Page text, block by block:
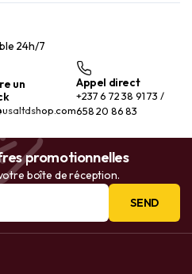
24h/7
un
Appel direct
+237 6 72 38 91 73 /
658 20 86 83
promotionnelles
boîte de réception.
SEND